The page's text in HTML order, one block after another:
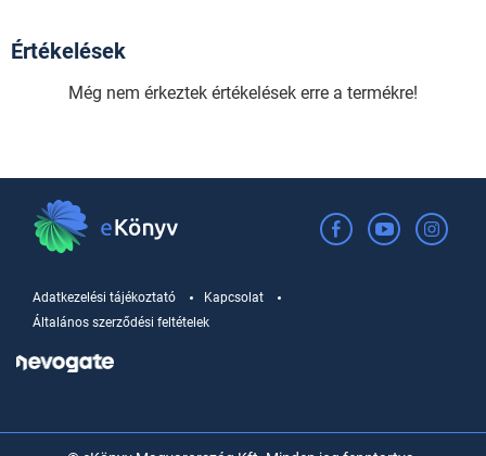
Értékelések
Még nem érkeztek értékelések erre a termékre!
Adatkezelési tájékoztató
Kapcsolat
Általános szerződési feltételek